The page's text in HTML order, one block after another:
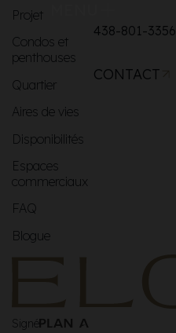
Projet
Condos et
penthouses
Quartier
Aires de vies
Disponibilités
Espaces
commerciaux
FAQ
Blogue
438-801-3356
CONTACT
Signé